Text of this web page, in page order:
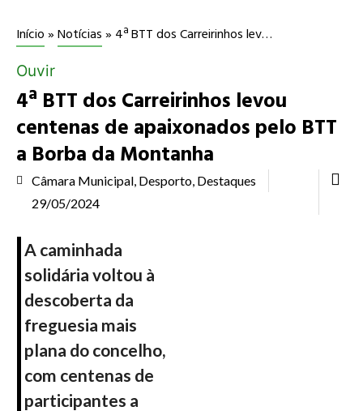
Início»Notícias» 4ª BTT dos Carreirinhos levou centenas de apaixonados pelo BTT a Borba da Montanha
Ouvir
4ª BTT dos Carreirinhos levou
centenas de apaixonados pelo BTT
a Borba da Montanha
Câmara Municipal, Desporto, Destaques
29/05/2024
A caminhada
solidária voltou à
descoberta da
freguesia mais
plana do concelho,
com centenas de
participantes a